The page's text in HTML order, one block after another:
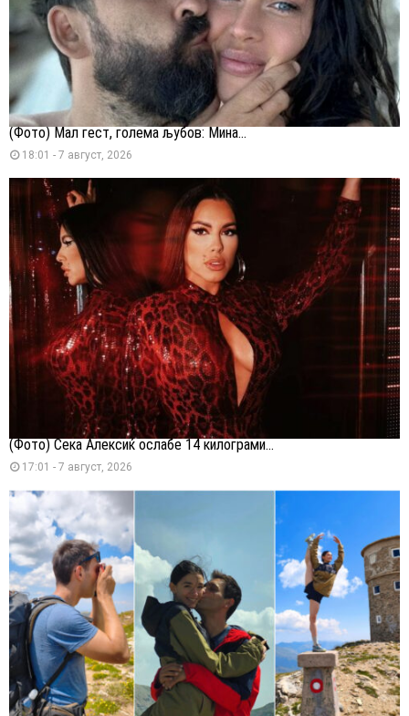
(Фото) Мал гест, голема љубов: Мина...
18:01 - 7 август, 2026
(Фото) Сека Алексиќ ослабе 14 килограми...
17:01 - 7 август, 2026